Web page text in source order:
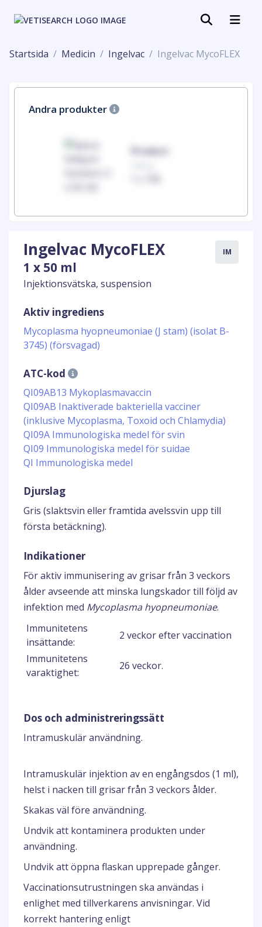
Startsida Medicin Ingelvac Ingelvac MycoFLEX
Andra produkter
Product
Ingelvac MycoFLEX
1 x 50 ml
Injektionsvätska, suspension
IM
Aktiv ingrediens
Mycoplasma hyopneumoniae (J stam) (isolat B-
3745) (försvagad)
ATC-kod
QI09AB13 Mykoplasmavaccin
QI09AB Inaktiverade bakteriella vacciner
(inklusive Mycoplasma, Toxoid och Chlamydia)
QI09A Immunologiska medel för svin
QI09 Immunologiska medel för suidae
QI Immunologiska medel
Djurslag
Gris (slaktsvin eller framtida avelssvin upp till
första betäckning).
Indikationer
För aktiv immunisering av grisar från 3 veckors
ålder avseende att minska lungskador till följd av
infektion med Mycoplasma hyopneumoniae.
Immunitetens
insättande:
2 veckor efter vaccination
Immunitetens
varaktighet:
26 veckor.
Dos och administreringssätt
Intramuskulär användning.
Intramuskulär injektion av en engångsdos (1 ml),
helst i nacken till grisar från 3 veckors ålder.
Skakas väl före användning.
Undvik att kontaminera produkten under
användning.
Undvik att öppna flaskan upprepade gånger.
Vaccinationsutrustningen ska användas i
enlighet med tillverkarens anvisningar. Vid
korrekt hantering enligt